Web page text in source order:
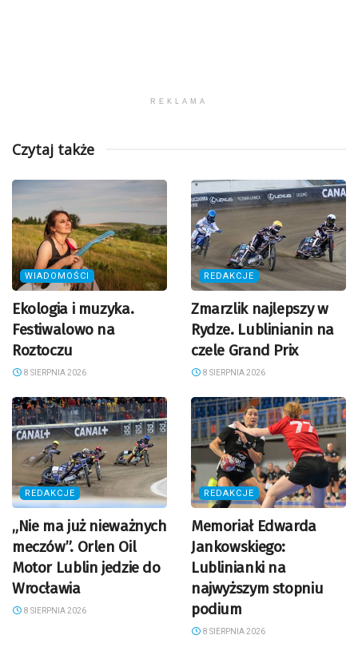
REKLAMA
Czytaj także
WIADOMOŚCI
Ekologia i muzyka.
Festiwalowo na
Roztoczu
8 SIERPNIA 2026
REDAKCJE
Zmarzlik najlepszy w
Rydze. Lublinianin na
czele Grand Prix
8 SIERPNIA 2026
REDAKCJE
„Nie ma już nieważnych
meczów”. Orlen Oil
Motor Lublin jedzie do
Wrocławia
8 SIERPNIA 2026
REDAKCJE
Memoriał Edwarda
Jankowskiego:
Lublinianki na
najwyższym stopniu
podium
8 SIERPNIA 2026